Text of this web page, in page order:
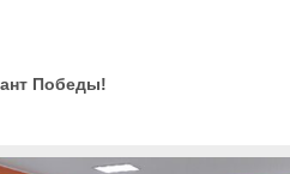
Победы!